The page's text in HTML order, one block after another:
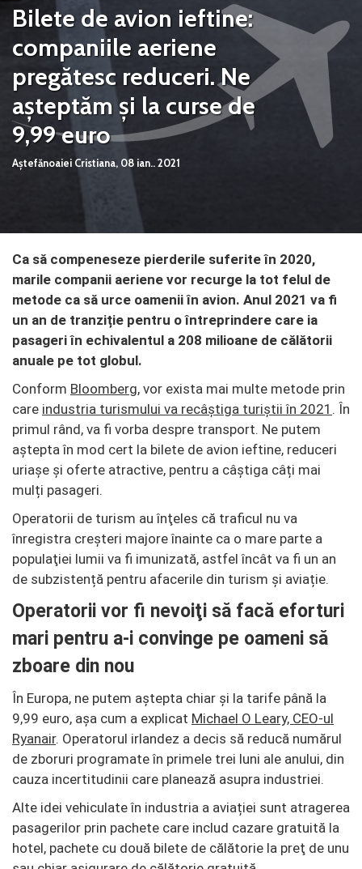
Bilete de avion ieftine:
companiile aeriene
pregătesc reduceri. Ne
așteptăm și la curse de
9,99 euro
Aștefănoaiei Cristiana, 08 ian.. 2021
Ca să compeneseze pierderile suferite în 2020,
marile companii aeriene vor recurge la tot felul de
metode ca să urce oamenii în avion. Anul 2021 va fi
un an de tranziție pentru o întreprindere care ia
pasageri în echivalentul a 208 milioane de călătorii
anuale pe tot globul.
Conform Bloomberg, vor exista mai multe metode prin
care industria turismului va recâștiga turiștii în 2021 . În
primul rând, va fi vorba despre transport. Ne putem
aștepta în mod cert la bilete de avion ieftine, reduceri
uriașe și oferte atractive, pentru a câștiga câți mai
mulți pasageri.
Operatorii de turism au înţeles că traficul nu va
înregistra creşteri majore înainte ca o mare parte a
populaţiei lumii va fi imunizată, astfel încât va fi un an
de subzistență pentru afacerile din turism și aviație.
Operatorii vor fi nevoiţi să facă eforturi
mari pentru a-i convinge pe oameni să
zboare din nou
În Europa, ne putem aștepta chiar şi la tarife până la
9,99 euro, aşa cum a explicat Michael O Leary, CEO-ul
Ryanair. Operatorul irlandez a decis să reducă numărul
de zboruri programate în primele trei luni ale anului, din
cauza incertitudinii care planează asupra industriei.
Alte idei vehiculate în industria a aviației sunt atragerea
pasagerilor prin pachete care includ cazare gratuită la
hotel, pachete cu două bilete de călătorie la preţ de unu